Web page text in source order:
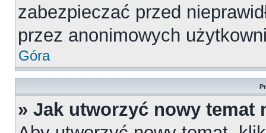
zabezpieczać przed
przez anonimowych
Góra
» Jak utworzyć nowy temat